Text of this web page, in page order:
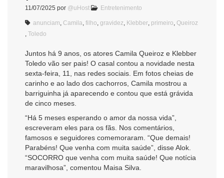
11/07/2025 por @uHost Entretenimento
anunciam Camila filho gravidez Klebber primeiro Queiroz
Toledo
Juntos há 9 anos, os atores Camila Queiroz e Klebber
Toledo vão ser pais! O casal contou a novidade nesta
sexta-feira, 11, nas redes sociais. Em fotos cheias de
carinho e ao lado dos cachorros, Camila mostrou a
barriguinha já aparecendo e contou que está grávida
de cinco meses.
“Há 5 meses esperando o amor da nossa vida”,
escreveram eles para os fãs. Nos comentários,
famosos e seguidores comemoraram. “Que demais!
Parabéns! Que venha com muita saúde”, disse Alok.
“SOCORRO que venha com muita saúde! Que notícia
maravilhosa”, comentou Maisa Silva.